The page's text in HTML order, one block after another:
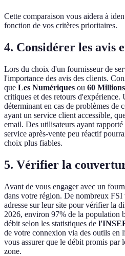
Cette comparaison vous aidera à
fonction de vos critères prioritaires.
4. Considérer les avis
Lors du choix d'un fournisseur de
l'importance des avis des clients.
que Les Numériques ou 60
critiques et des retours
déterminant en cas de problèmes de
ayant un service client accessible,
email. Des utilisateurs ayant
service après-vente peu réactif
choix plus fiables.
5. Vérifier la
Avant de vous engager avec un
dans votre région. De nombreux
adresse sur leur site pour vérifier la
2026, environ 97% de la population
débit selon les statistiques de
de votre connexion via des outils en
vous assurer que le débit promis par
zone.